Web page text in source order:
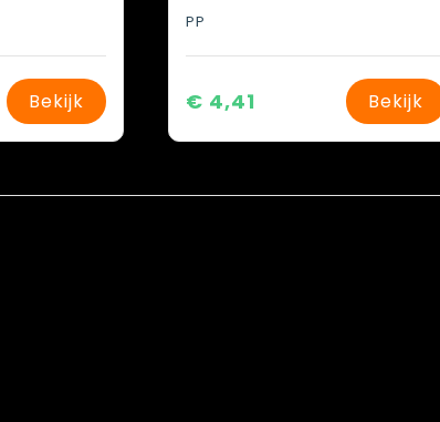
Bekijk
PP
€ 4,41 Bekijk